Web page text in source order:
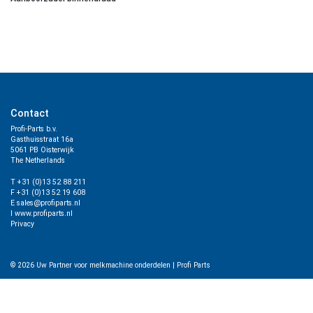
Contact
Profi-Parts b.v.
Gasthuisstraat 16a
5061 PB Oisterwijk
The Netherlands
T +31 (0)13 52 88 211
F +31 (0)13 52 19 608
E sales@profiparts.nl
I www.profiparts.nl
Privacy
© 2026 Uw Partner voor melkmachine onderdelen Profi Parts